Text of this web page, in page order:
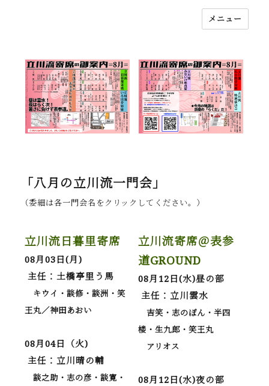
メニュー
「八月の立川流一門会」
（委細は各一門会名をクリックしてください。）
立川流日暮里寄席
08月03日(月)
主任：土橋亭里う馬
キウイ・談修・談洲・笑
王丸／神田あおい
08月04日（火)
主任：立川晴の輔
談之助・志の彦・談寛・
立川流寄席＠表参
道GROUND
08月12日(水)昼の部
主任：立川雲水
吉笑・志のぽん・半四
楼・生九郎・笑王丸
アリオス
08月12日(水)夜の部